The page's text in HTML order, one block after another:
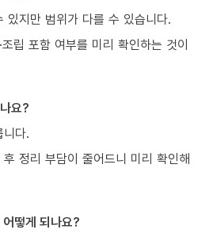
있지만 범위가 다를 수 있습니다.
립 포함 여부를 미리 확인하는 것이
요?
다.
정리 부담이 줄어드니 미리 확인해
떻게 되나요?